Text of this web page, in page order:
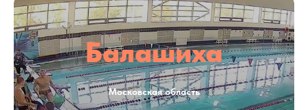
Балашиха
Московская область